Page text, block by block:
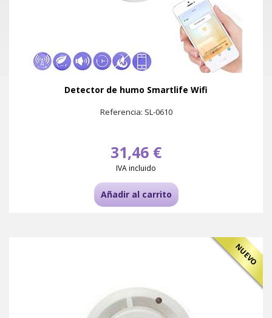
Detector de humo Smartlife Wifi
Referencia: SL-0610
31,46 €
IVA incluido
Añadir al carrito
NUEVO